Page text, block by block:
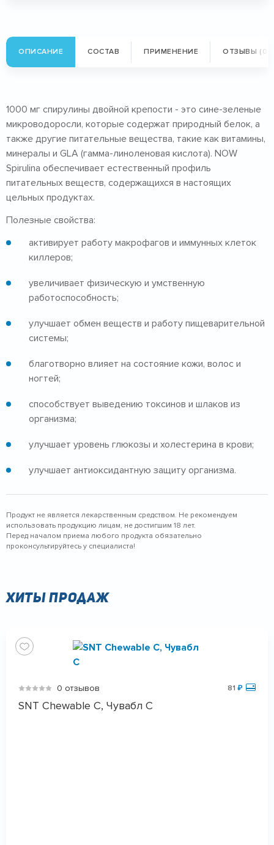
ОПИСАНИЕ СОСТАВ ПРИМЕНЕНИЕ ОТЗЫВЫ (0)
1000 мг спирулины двойной крепости - это сине-зеленые
микроводоросли, которые содержат природный белок, а
также другие питательные вещества, такие как витамины,
минералы и GLA (гамма-линоленовая кислота). NOW
Spirulina обеспечивает естественный профиль
питательных веществ, содержащихся в настоящих
цельных продуктах.
Полезные свойства:
активирует работу макрофагов и иммунных клеток
киллеров;
увеличивает физическую и умственную
работоспособность;
улучшает обмен веществ и работу пищеварительной
системы;
благотворно влияет на состояние кожи, волос и
ногтей;
способствует выведению токсинов и шлаков из
организма;
улучшает уровень глюкозы и холестерина в крови;
улучшает антиоксидантную защиту организма.
Продукт не является лекарственным средством. Не рекомендуем
использовать продукцию лицам, не достигшим 18 лет.
Перед началом приема любого продукта обязательно
проконсультируйтесь у специалиста!
Хиты продаж
0 отзывов 81 ₽
SNT Chewable C, Чувабл С